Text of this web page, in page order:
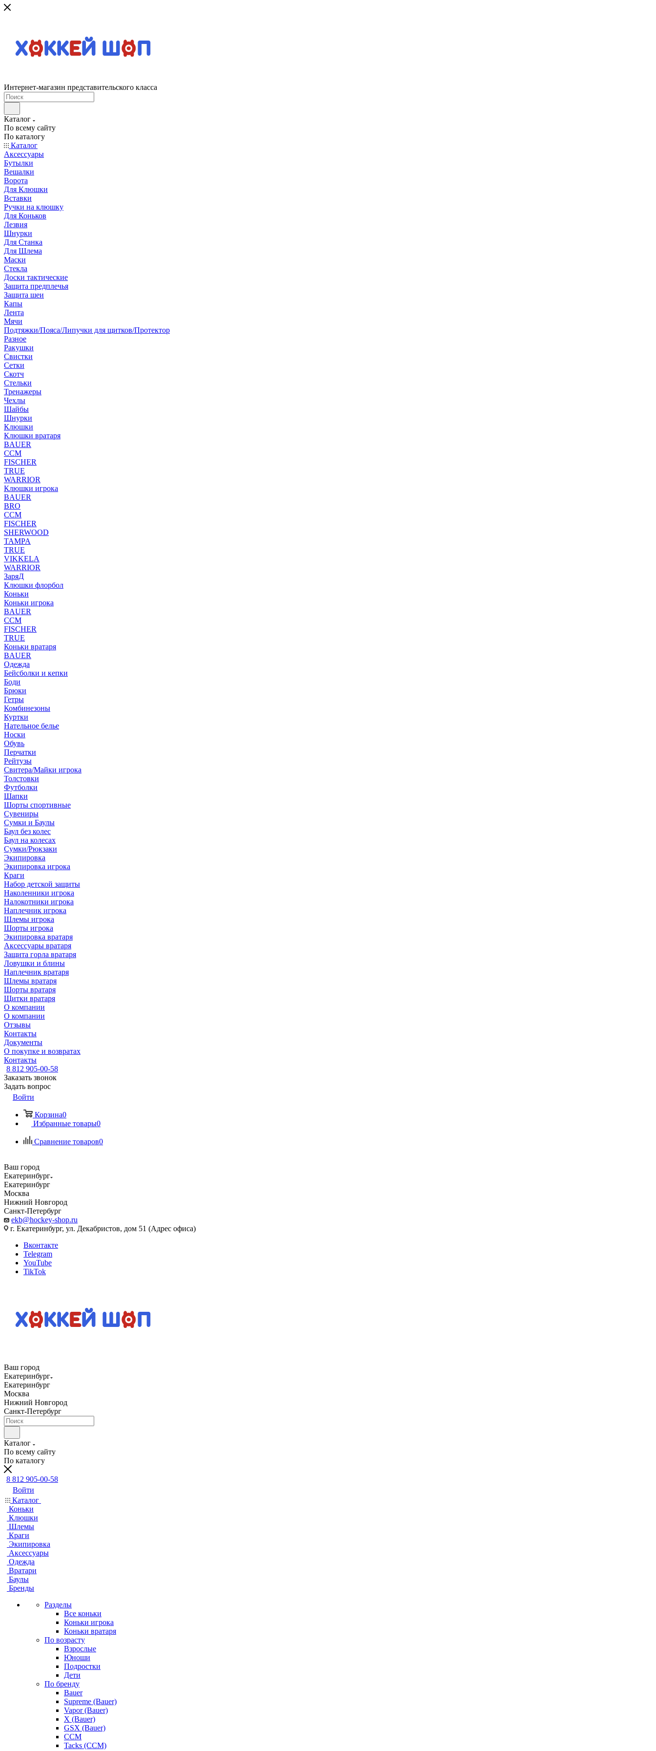
Интернет-магазин представительского класса
Каталог
По всему сайту
По каталогу
Каталог
Аксессуары
Бутылки
Вешалки
Ворота
Для Клюшки
Вставки
Ручки на клюшку
Для Коньков
Лезвия
Шнурки
Для Станка
Для Шлема
Маски
Стекла
Доски тактические
Защита предплечья
Защита шеи
Капы
Лента
Мячи
Подтяжки/Пояса/Липучки для щитков/Протектор
Разное
Ракушки
Свистки
Сетки
Скотч
Стельки
Тренажеры
Чехлы
Шайбы
Шнурки
Клюшки
Клюшки вратаря
BAUER
CCM
FISCHER
TRUE
WARRIOR
Клюшки игрока
BAUER
BRO
CCM
FISCHER
SHERWOOD
TAMPA
TRUE
VIKKELA
WARRIOR
ЗаряД
Клюшки флорбол
Коньки
Коньки игрока
BAUER
CCM
FISCHER
TRUE
Коньки вратаря
BAUER
Одежда
Бейсболки и кепки
Боди
Брюки
Гетры
Комбинезоны
Куртки
Нательное белье
Носки
Обувь
Перчатки
Рейтузы
Свитера/Майки игрока
Толстовки
Футболки
Шапки
Шорты спортивные
Сувениры
Сумки и Баулы
Баул без колес
Баул на колесах
Сумки/Рюкзаки
Экипировка
Экипировка игрока
Краги
Набор детской защиты
Наколенники игрока
Налокотники игрока
Наплечник игрока
Шлемы игрока
Шорты игрока
Экипировка вратаря
Аксессуары вратаря
Защита горла вратаря
Ловушки и блины
Наплечник вратаря
Шлемы вратаря
Шорты вратаря
Щитки вратаря
О компании
О компании
Отзывы
Контакты
Документы
О покупке и возвратах
Контакты
8 812 905-00-58
Заказать звонок
Задать вопрос
Войти
Корзина0
Избранные товары0
Сравнение товаров0
Ваш город
Екатеринбург
Екатеринбург
Москва
Нижний Новгород
Санкт-Петербург
ekb@hockey-shop.ru
г. Екатеринбург, ул. Декабристов, дом 51 (Адрес офиса)
Вконтакте
Telegram
YouTube
TikTok
Ваш город
Екатеринбург
Екатеринбург
Москва
Нижний Новгород
Санкт-Петербург
Каталог
По всему сайту
По каталогу
8 812 905-00-58
Войти
Каталог
Коньки
Клюшки
Шлемы
Краги
Экипировка
Аксессуары
Одежда
Вратари
Баулы
Бренды
Разделы
Все коньки
Коньки игрока
Коньки вратаря
По возрасту
Взрослые
Юноши
Подростки
Дети
По бренду
Bauer
Supreme (Bauer)
Vapor (Bauer)
X (Bauer)
GSX (Bauer)
CCM
Tacks (CCM)